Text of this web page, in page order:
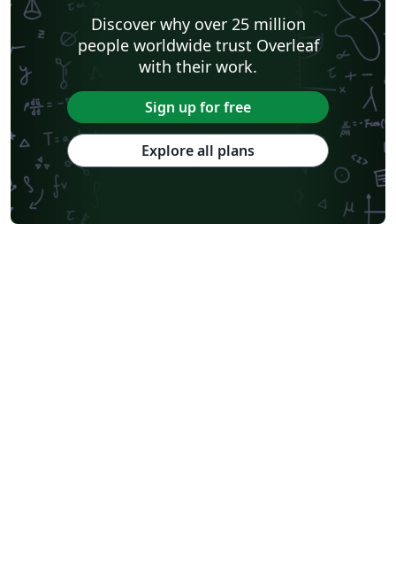
Discover why over 25 million
people worldwide trust Overleaf
with their work.
Sign up for free
Explore all plans